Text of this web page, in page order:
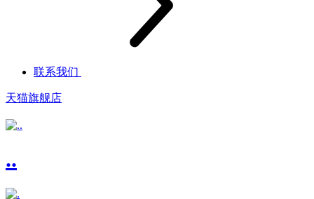
联系我们
天猫旗舰店
..